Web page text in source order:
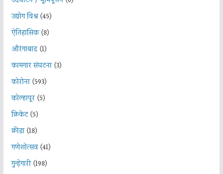
उद्योग विश्व(45)
ऐतिहासिक(8)
औरंगाबाद(1)
कामगार संघटना(3)
कोरोना(593)
कोल्हापूर(5)
क्रिकेट(5)
क्रीडा(18)
गणेशोत्सव(41)
गुन्हेगारी(198)